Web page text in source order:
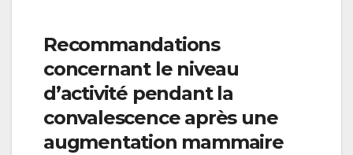
Recommandations
concernant le niveau
d’activité pendant la
convalescence après une
augmentation mammaire